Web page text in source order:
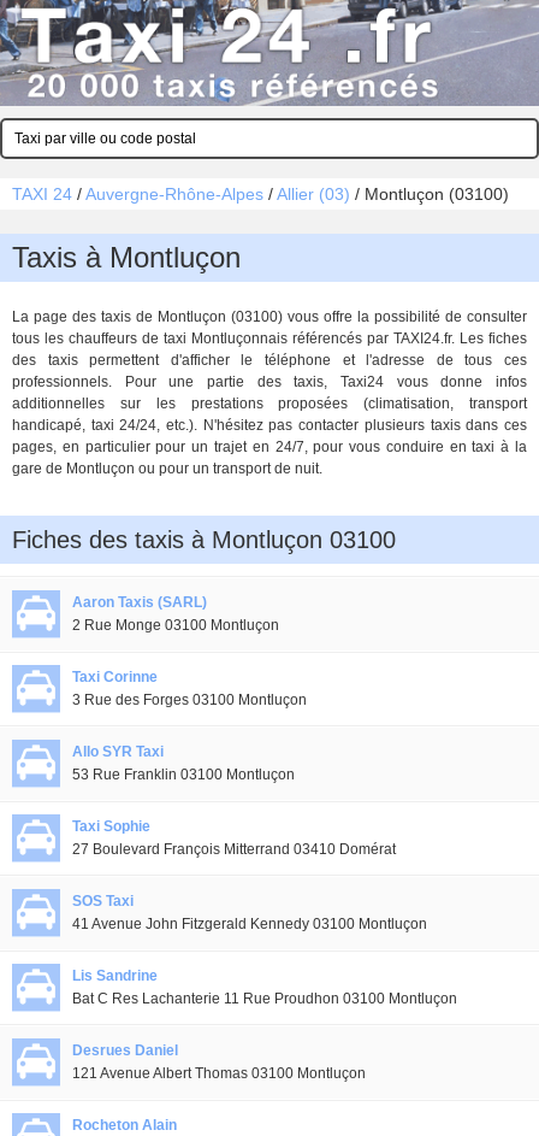
TAXI 24 /Auvergne-Rhône-Alpes /Allier (03) / Montluçon (03100)
Taxis à Montluçon
La page des taxis de Montluçon (03100) vous offre la possibilité de consulter
tous les chauffeurs de taxi Montluçonnais référencés par TAXI24.fr. Les fiches
des taxis permettent d'afficher le téléphone et l'adresse de tous ces
professionnels. Pour une partie des taxis, Taxi24 vous donne infos
additionnelles sur les prestations proposées (climatisation, transport
handicapé, taxi 24/24, etc.). N'hésitez pas contacter plusieurs taxis dans ces
pages, en particulier pour un trajet en 24/7, pour vous conduire en taxi à la
gare de Montluçon ou pour un transport de nuit.
Fiches des taxis à Montluçon 03100
Aaron Taxis (SARL)
2 Rue Monge 03100 Montluçon
Taxi Corinne
3 Rue des Forges 03100 Montluçon
Allo SYR Taxi
53 Rue Franklin 03100 Montluçon
Taxi Sophie
27 Boulevard François Mitterrand 03410 Domérat
SOS Taxi
41 Avenue John Fitzgerald Kennedy 03100 Montluçon
Lis Sandrine
Bat C Res Lachanterie 11 Rue Proudhon 03100 Montluçon
Desrues Daniel
121 Avenue Albert Thomas 03100 Montluçon
Rocheton Alain